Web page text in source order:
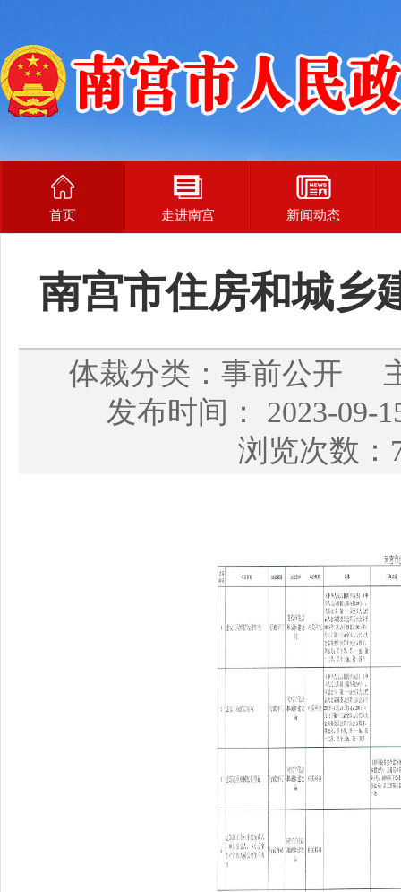
首页 走进南宫 新闻动态
南宫市住房和城乡
体裁分类：事前公开
发布时间： 2023-09-
浏览次数